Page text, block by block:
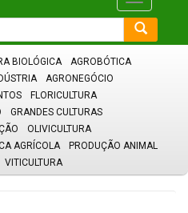
BIOLÓGICA
AGROBÓTICA
AGRONEGÓCIO
FLORICULTURA
GRANDES CULTURAS
OLIVICULTURA
AGRÍCOLA
PRODUÇÃO ANIMAL
VITICULTURA